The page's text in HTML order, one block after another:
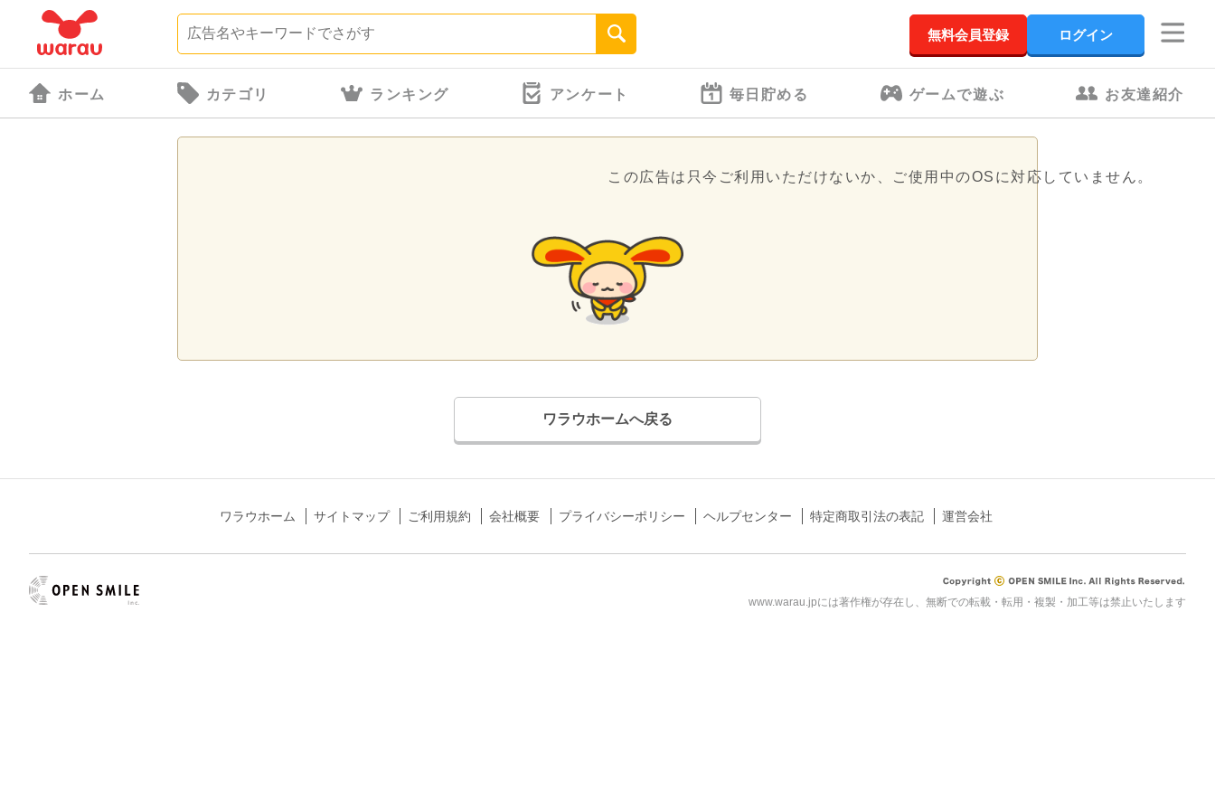
無料会員登録 ログイン
ホーム カテゴリ ランキング アンケート 毎日貯める ゲームで遊ぶ お友達紹介
この広告は只今ご利用いただけないか、ご使用中のOSに対応していません。
ワラウホームへ戻る
ワラウホーム サイトマップ ご利用規約 会社概要 プライバシーポリシー ヘルプセンター 特定商取引法の表記 運営会社
www.warau.jpには著作権が存在し、無断での転載・転用・複製・加工等は禁止いたします